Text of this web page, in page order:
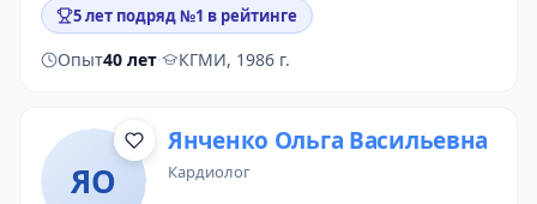
5 лет подряд №1 в рейтинге
Опыт40 лет· КГМИ, 1986 г.
ЯО
Янченко Ольга Васильевна
кардиолог